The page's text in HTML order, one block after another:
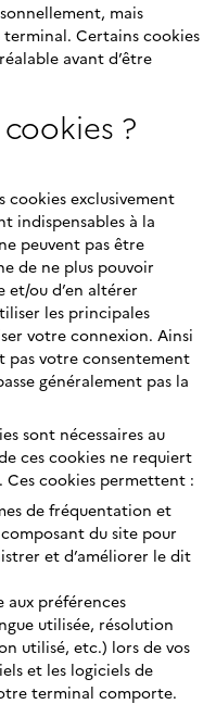
mais
Certains cookies
avant d’être
?
cookies exclusivement
indispensables à la
peuvent pas être
de ne plus pouvoir
et/ou d’en altérer
les principales
votre connexion. Ainsi
pas votre consentement
généralement pas la
sont nécessaires au
ces cookies ne requiert
cookies permettent :
de fréquentation et
du site pour
et d’améliorer le dit
aux préférences
utilisée, résolution
utilisé, etc.) lors de vos
et les logiciels de
terminal comporte.